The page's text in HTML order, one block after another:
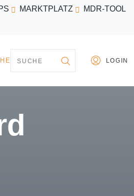
MARKTPLATZ MDR-TOOL